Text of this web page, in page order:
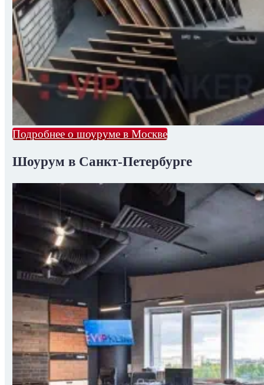
Подробнее о шоуруме в Москве
Шоурум в Санкт-Петербурге